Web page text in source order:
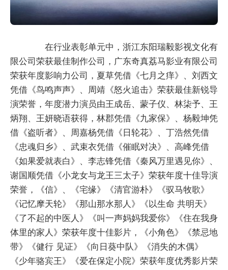
在行业表彰单元中，浙江东阳瑞毅影视文化有
限公司荣获最佳制作公司，广东奇真荔马影业有限公司
荣获年度影响力公司，夏草凭借《七月之痒》、刘西文
凭借《鸟鸣声声》、周靖《怒火追击》荣获最佳新锐导
演荣誉，年度潜力演员由王成岳、蒙子仪、林柒予、王
炳翔、王妍晓语获得，林郡凭借《九家保》、杨毅坤凭
借《盗听者》、周嘉杨凭借《日轮花》、丁浩然凭借
《忠魂归乡》、武束衣凭借《催眠对决》、高峰凭借
《如果爱就表白》、李志锋凭借《秦风万里遇见你》、
谢国顺凭借《小龙女与龙王三太子》荣获年度十佳导演
荣誉，《信》、《宅缘》《清官游朴》《驭马牧歌》
《记忆摩天轮》《那山那水那人》《以生命 共明天》
《了不起的中医人》《叫一声妈妈我爱你》《住在我身
体里的家人》荣获年度十佳影片，《小角色》《禁忌地
带》《健行 见证》《向日葵中队》《消失的木偶》
《少年骆宾王》《爱在保定小院》荣获年度优秀影片荣